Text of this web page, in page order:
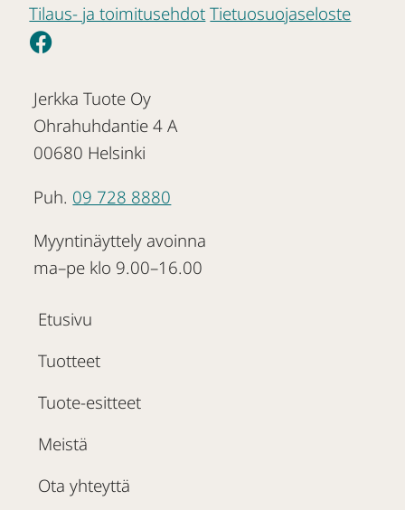
Tilaus- ja toimitusehdot Tietuosuojaseloste
Jerkka Tuote Oy
Ohrahuhdantie 4 A
00680 Helsinki
Puh. 09 728 8880
Myyntinäyttely avoinna
ma–pe klo 9.00–16.00
Etusivu
Tuotteet
Tuote-esitteet
Meistä
Ota yhteyttä